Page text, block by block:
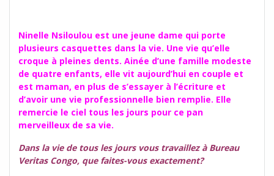
Ninelle Nsiloulou est une jeune dame qui porte
plusieurs casquettes dans la vie. Une vie qu’elle
croque à pleines dents. Ainée d’une famille modeste
de quatre enfants, elle vit aujourd’hui en couple et
est maman, en plus de s’essayer à l’écriture et
d’avoir une vie professionnelle bien remplie. Elle
remercie le ciel tous les jours pour ce pan
merveilleux de sa vie.
Dans la vie de tous les jours vous travaillez à Bureau
Veritas Congo, que faites-vous exactement?